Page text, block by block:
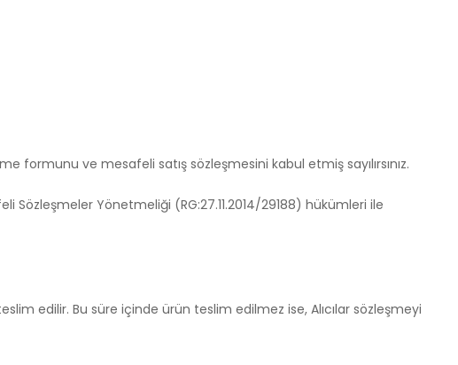
ve mesafeli satış sözleşmesini kabul etmiş sayılırsınız.
Sözleşmeler Yönetmeliği (RG:27.11.2014/29188) hükümleri ile
edilir. Bu süre içinde ürün teslim edilmez ise, Alıcılar sözleşmeyi